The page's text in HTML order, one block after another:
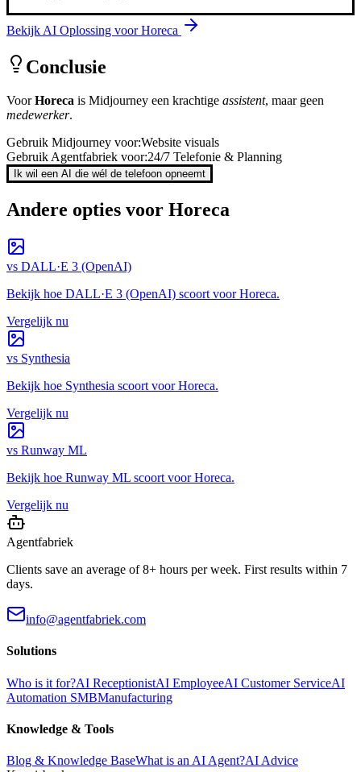
Bekijk AI Oplossing voorHoreca
Conclusie
VoorHoreca is Midjourney een krachtige assistent, maar geen
medewerker.
Gebruik Midjourney voor:Website visuals
Gebruik Agentfabriek voor:24/7 Telefonie & Planning
Ik wil een AI die wél de telefoon opneemt
Andere opties voor Horeca
vs DALL·E 3 (OpenAI)
Bekijk hoe DALL·E 3 (OpenAI) scoort voorHoreca.
Vergelijk nu
vs Synthesia
Bekijk hoe Synthesia scoort voorHoreca.
Vergelijk nu
vs Runway ML
Bekijk hoe Runway ML scoort voorHoreca.
Vergelijk nu
Agentfabriek
Clients save an average of 8+ hours per week. First results within 7
days.
info@agentfabriek.com
Solutions
Who is it for?AI ReceptionistAI EmployeeAI Customer ServiceAI
Automation SMBManufacturing
Knowledge & Tools
Blog & Knowledge BaseWhat is an AI Agent?AI Advice